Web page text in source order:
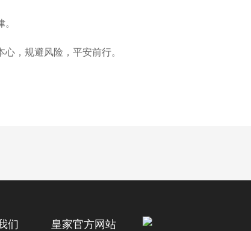
，规避风险，平安前行。
们 皇家官方网站